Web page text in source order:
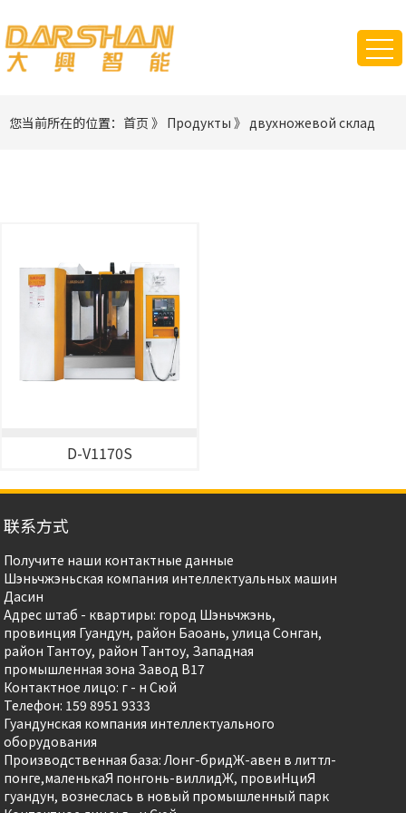
您当前所在的位置： 首页 》 Продукты 》 двухножевой склад
D-V1170S
联系方式
Получите наши контактные данные
Шэньчжэньская компания интеллектуальных машин
Дасин
Адрес штаб - квартиры: город Шэньчжэнь,
провинция Гуандун, район Баоань, улица Сонган,
район Тантоу, район Тантоу, Западная
промышленная зона Завод B17
Контактное лицо: г - н Сюй
Телефон: 159 8951 9333
Гуандунская компания интеллектуального
оборудования
Производственная база: Лонг-бридЖ-авен в литтл-
понге,маленькаЯ понгонь-виллидЖ, провиHциЯ
гуандун, вознеслась в новый промышленный парк